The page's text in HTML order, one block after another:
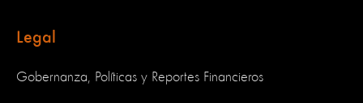
Legal
Gobernanza, Políticas y Reportes Financieros